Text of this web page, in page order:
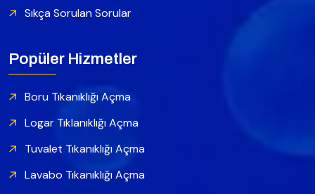
Sıkça Sorulan Sorular
Popüler Hizmetler
Boru Tıkanıklığı Açma
Logar Tıklanıklığı Açma
Tuvalet Tıkanıklığı Açma
Lavabo Tıkanıklığı Açma